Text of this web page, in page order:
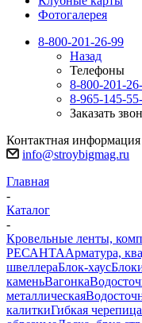
Фотогалерея
8-800-201-26-99
Назад
Телефоны
8-800-201-
8-965-145-
Заказать
Контактная информация
info@stroybigmag.ru
Главная
-
Каталог
-
Кровельные ленты,
РЕСАНТААрматура,
швеллераБлок-хаус
каменьВагонка
металлическая
калиткиГибкая черепица